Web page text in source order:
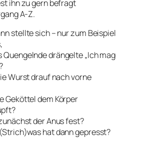
ihn zu gern befragt
A-Z.
stellte sich – nur zum Beispiel
Quengelnde drängelte „Ich mag
Wurst drauf nach vorne
Geköttel dem Körper
der Anus fest?
hat dann gepresst?